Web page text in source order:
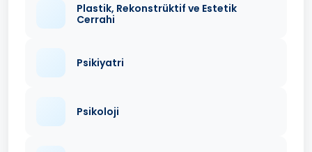
Plastik, Rekonstrüktif ve Estetik
Cerrahi
Psikiyatri
Psikoloji